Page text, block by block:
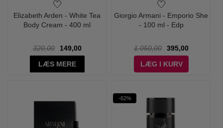
Elizabeth Arden - White Tea
Body Cream - 400 ml
320,00
149,00
LÆS MERE
Giorgio Armani - Emporio She
- 100 ml - Edp
1.050,00
395,00
LÆG I KURV
-62%